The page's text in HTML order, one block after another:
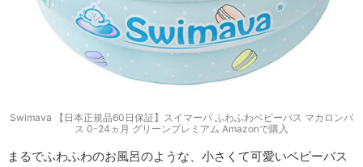
Swimava 【日本正規品60日保証】スイマーバ ふわふわベビーバス マカロンバ
ス 0-24ヵ月 グリーンプレミアム Amazonで購入
まるでふわふわのお風呂のような、小さくて可愛いベビーバス